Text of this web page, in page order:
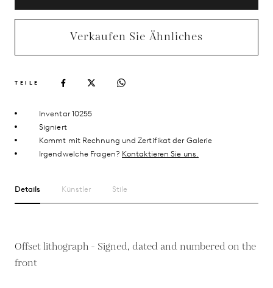
Verkaufen Sie Ähnliches
TEILE
Inventar 10255
Signiert
Kommt mit Rechnung und Zertifikat der Galerie
Irgendwelche Fragen? Kontaktieren Sie uns.
Details Künstler Stile
Offset lithograph - Signed, dated and numbered on the
front